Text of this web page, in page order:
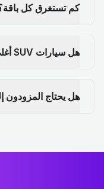
كم تستغرق كل
هل سيارات SUV أغلى؟
هل يحتاج المزودون